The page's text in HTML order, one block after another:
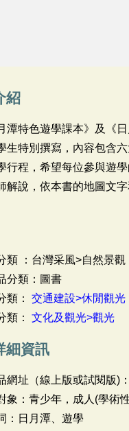
紹
潭特色遊學課本》及《
生特別撰寫，內容包含
行程，希望每位參與遊
解說，依本書的地圖文
類 ：台灣采風>自然景
分類：圖書
類： 交通建設>休閒觀光
類： 文化及觀光>觀光
細資訊
網址（線上版或試閱版)
象：青少年，成人(學術
：日月潭、遊學